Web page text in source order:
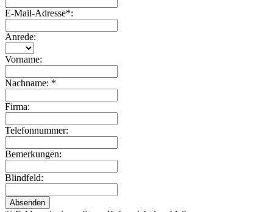
E-Mail-Adresse*:
Anrede:
Vorname:
Nachname: *
Firma:
Telefonnummer:
Bemerkungen:
Blindfeld:
Absenden